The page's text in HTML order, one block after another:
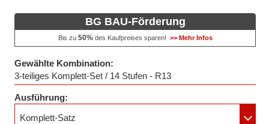
BG BAU-Förderung
Bis zu 50%des Kaufpreises sparen! >> Mehr Infos
Gewählte Kombination:
3-teiliges Komplett-Set / 14 Stufen - R13
Ausführung:
Komplett-Satz